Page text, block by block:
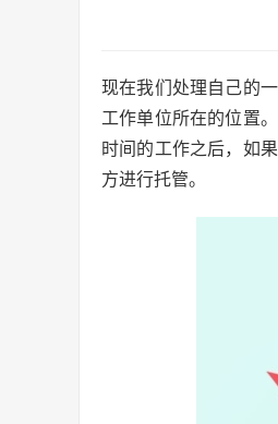
现在我们处理自己的
工作单位所在的位置
时间的工作之后，如
方进行托管。